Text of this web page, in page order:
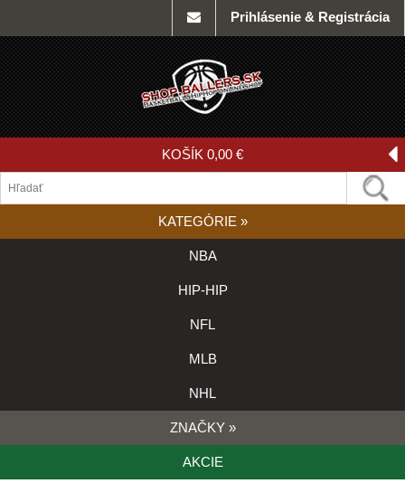
Prihlásenie & Registrácia
KOŠÍK 0,00 €
KATEGÓRIE »
NBA
HIP-HIP
NFL
MLB
NHL
ZNAČKY »
AKCIE